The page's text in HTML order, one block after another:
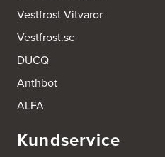
Vestfrost Vitvaror
Vestfrost.se
DUCQ
Anthbot
ALFA
Kundservice